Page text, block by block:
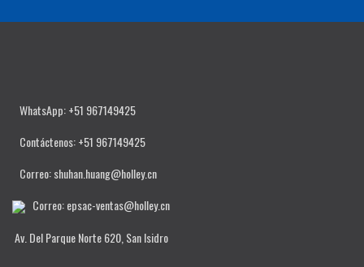
WhatsApp: +51 967149425
Contáctenos: +51 967149425
Correo: shuhan.huang@holley.cn
Correo: epsac-ventas@holley.cn
Av. Del Parque Norte 620, San Isidro